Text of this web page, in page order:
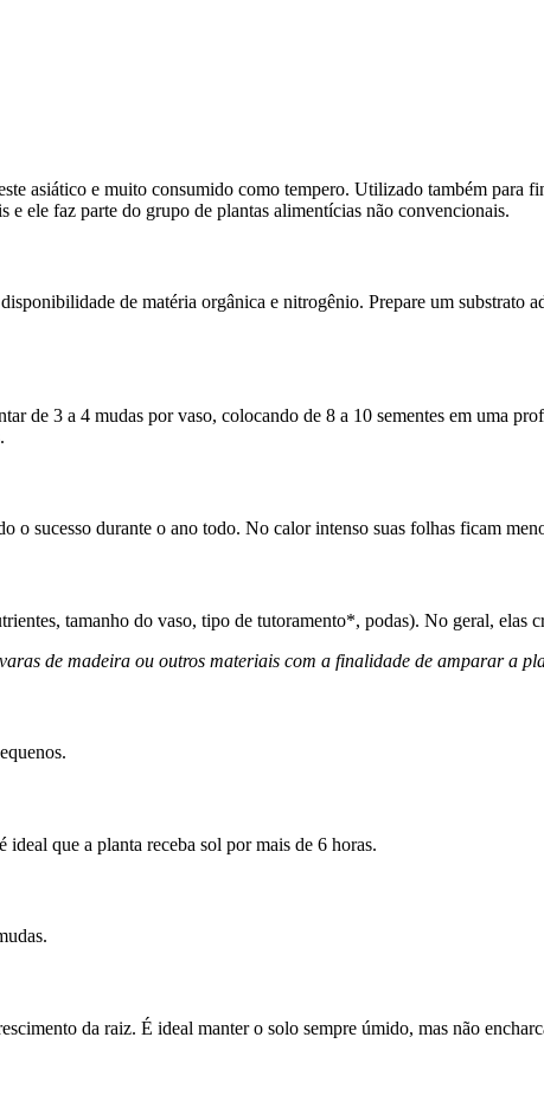
asiático e muito consumido como tempero. Utilizado também para
ele faz parte do grupo de plantas alimentícias não convencionais.
de matéria orgânica e nitrogênio. Prepare um substrato
de 3 a 4 mudas por vaso, colocando de 8 a 10 sementes em uma
o sucesso durante o ano todo. No calor intenso suas folhas ficam
tamanho do vaso, tipo de tutoramento*, podas). No geral, elas
de madeira ou outros materiais com a finalidade de amparar a
que a planta receba sol por mais de 6 horas.
da raiz. É ideal manter o solo sempre úmido, mas não